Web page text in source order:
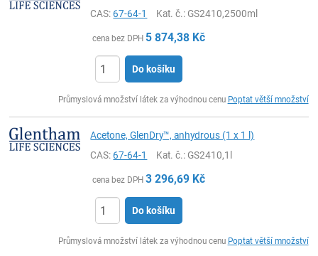
CAS:67-64-1 Kat. č.: GS2410,2500ml
cena bez DPH 5 874,38 Kč
Do košíku
Průmyslová množství látek za výhodnou cenu Poptat větší množství
Acetone, GlenDry™, anhydrous (1 x 1 l)
CAS:67-64-1 Kat. č.: GS2410,1l
cena bez DPH 3 296,69 Kč
Do košíku
Průmyslová množství látek za výhodnou cenu Poptat větší množství